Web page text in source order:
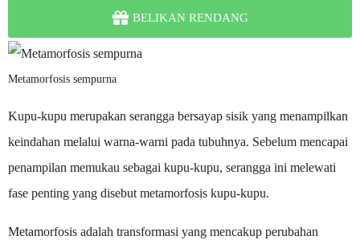
BELIKAN RENDANG
Metamorfosis sempurna
Kupu-kupu merupakan serangga bersayap sisik yang menampilkan
keindahan melalui warna-warni pada tubuhnya. Sebelum mencapai
penampilan memukau sebagai kupu-kupu, serangga ini melewati
fase penting yang disebut metamorfosis kupu-kupu.
Metamorfosis adalah transformasi yang mencakup perubahan